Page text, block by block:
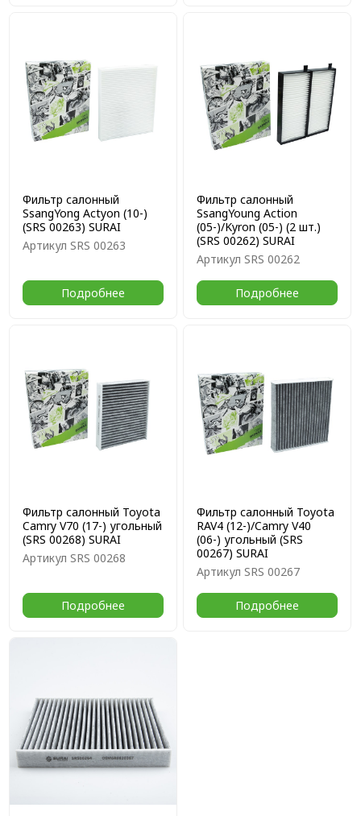
Фильтр салонный
SsangYong Actyon (10-)
(SRS 00263) SURAI
Артикул SRS 00263
Подробнее
Фильтр салонный
SsangYoung Action
(05-)/Kyron (05-) (2 шт.)
(SRS 00262) SURAI
Артикул SRS 00262
Подробнее
Фильтр салонный Toyota
Camry V70 (17-) угольный
(SRS 00268) SURAI
Артикул SRS 00268
Подробнее
Фильтр салонный Toyota
RAV4 (12-)/Camry V40
(06-) угольный (SRS
00267) SURAI
Артикул SRS 00267
Подробнее